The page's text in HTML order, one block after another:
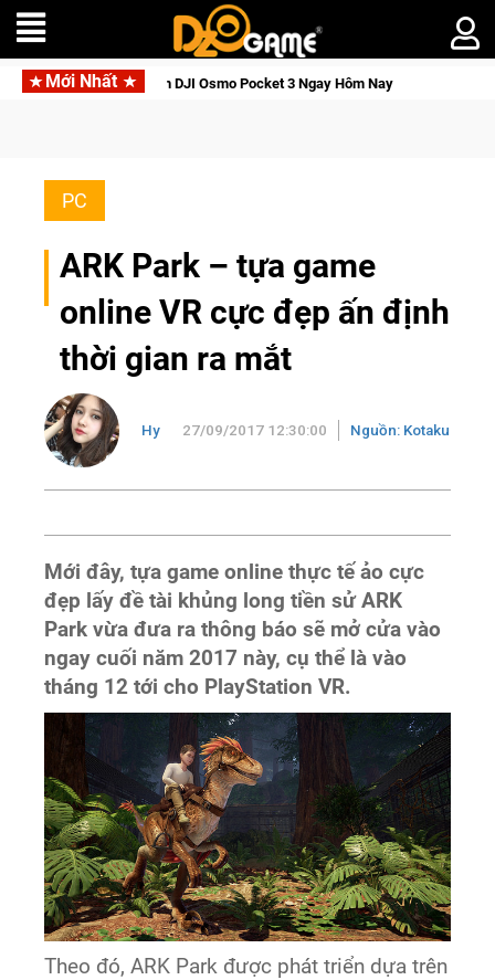
Mới Nhất
Săn DJI Osmo Pocket 3 Ngay Hôm Nay
PC
ARK Park – tựa game
online VR cực đẹp ấn định
thời gian ra mắt
Hy 27/09/2017 12:30:00 Nguồn: Kotaku
Mới đây, tựa game online thực tế ảo cực
đẹp lấy đề tài khủng long tiền sử ARK
Park vừa đưa ra thông báo sẽ mở cửa vào
ngay cuối năm 2017 này, cụ thể là vào
tháng 12 tới cho PlayStation VR.
Theo đó, ARK Park được phát triển dựa trên